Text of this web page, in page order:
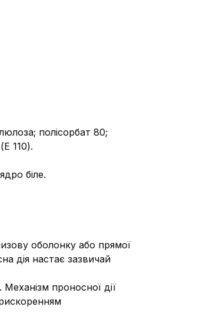
полісорбат 80;
110).
біле.
оболонку або прямої
дія настає зазвичай
проносної дії